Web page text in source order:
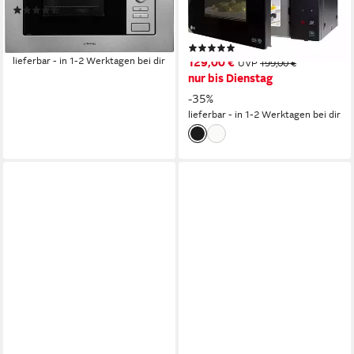
(117)
lieferbar - in 1-2 Werktagen bei dir
Smart Inverter Technologie &
EasyClean, Grill, 25 l, echte
Glasfront (995)
129,00 € UVP 199,00 €
nur bis Dienstag
-35%
lieferbar - in 1-2 Werktagen bei dir